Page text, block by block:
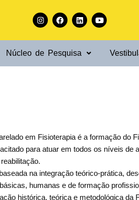
n
s
t
a
r
m
a
c
e
b
o
i
n
k
e
i
o
u
t
u
Núcleo de Pesquisa
em Fisioterapia é a formação do
para atuar em todos os níveis de
na integração teórico-prática,
humanas e de formação
histórica, teórica e metodológica da